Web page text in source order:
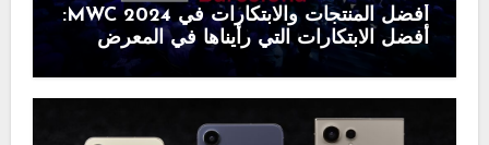
أفضل المنتجات والابتكارات في MWC 2024:
أفضل الابتكارات التي رأيناها في المعرض